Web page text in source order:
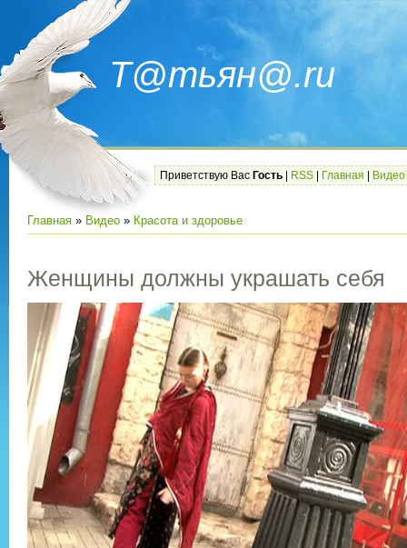
Т@тьян@.ru
Приветствую Вас Гость RSS Главная Видео
Главная » Видео » Красота и здоровье
Женщины должны украшать себя